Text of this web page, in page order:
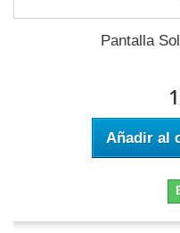
Pantalla
Añadir al